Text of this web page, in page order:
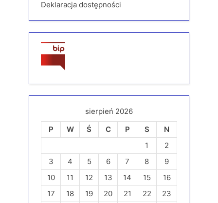
Deklaracja dostępności
sierpień 2026
P
W Ś C P S
N
1
2
3
4 5 6 7 8
9
10
11 12 13 14 15
16
17
18 19 20 21 22
23